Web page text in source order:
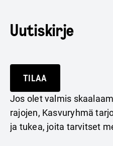
Uutiskirje
TILAA
Jos olet valmis
rajojen, Kasvuryhmä
ja tukea, joita tarvitset